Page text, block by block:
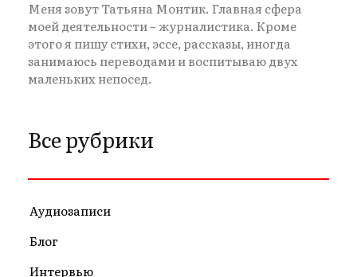
Меня зовут Татьяна Монтик. Главная сфера
моей деятельности – журналистика. Кроме
этого я пишу стихи, эссе, рассказы, иногда
занимаюсь переводами и воспитываю двух
маленьких непосед.
Все рубрики
Аудиозаписи
Блог
Интервью